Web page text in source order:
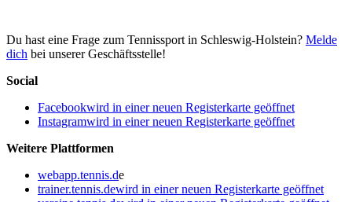
Du hast eine Frage zum Tennissport in Schleswig-Holstein? Melde
dich bei unserer Geschäftsstelle!
Social
Facebookwird in einer neuen Registerkarte geöffnet
Instagramwird in einer neuen Registerkarte geöffnet
Weitere Plattformen
webapp.tennis.de
trainer.tennis.dewird in einer neuen Registerkarte geöffnet